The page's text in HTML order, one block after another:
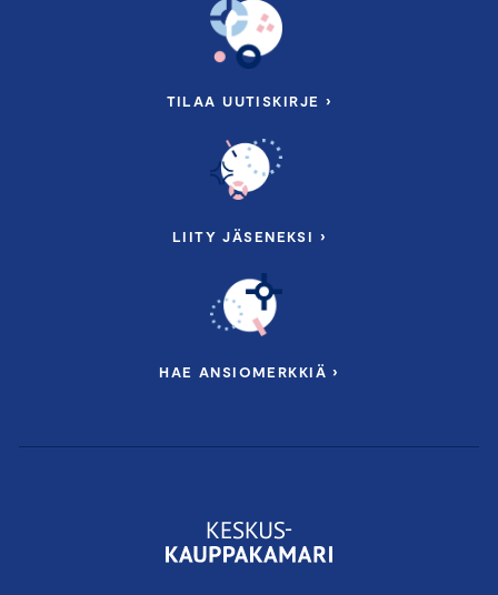
TILAA UUTISKIRJE ›
LIITY JÄSENEKSI ›
HAE ANSIOMERKKIÄ ›